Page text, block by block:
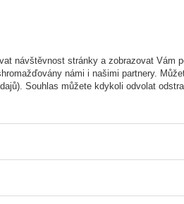
Eye
návštěvnost stránky a zobrazovat Vám
námi i našimi partnery.
Souhlas můžete kdykoli odvolat